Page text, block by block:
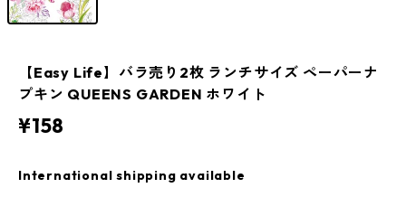
【Easy Life】バラ売り2枚 ランチサイズ ペーパーナ
プキン QUEENS GARDEN ホワイト
¥158
International shipping available